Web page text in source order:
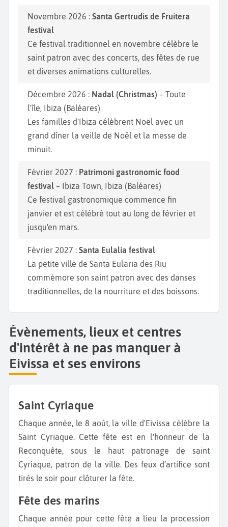
Novembre 2026 : Santa Gertrudis de Fruitera
festival
Ce festival traditionnel en novembre célèbre le
saint patron avec des concerts, des fêtes de rue
et diverses animations culturelles.
Décembre 2026 : Nadal (Christmas) – Toute
l'île, Ibiza (Baléares)
Les familles d'Ibiza célèbrent Noël avec un
grand dîner la veille de Noël et la messe de
minuit.
Février 2027 : Patrimoni gastronomic food
festival – Ibiza Town, Ibiza (Baléares)
Ce festival gastronomique commence fin
janvier et est célébré tout au long de février et
jusqu'en mars.
Février 2027 : Santa Eulalia festival
La petite ville de Santa Eularia des Riu
commémore son saint patron avec des danses
traditionnelles, de la nourriture et des boissons.
Évènements, lieux et centres
d'intérêt à ne pas manquer à
Eivissa et ses environs
Saint Cyriaque
Chaque année, le 8 août, la ville d'Eivissa célèbre la
Saint Cyriaque. Cette fête est en l'honneur de la
Reconquête, sous le haut patronage de saint
Cyriaque, patron de la ville. Des feux d’artifice sont
tirés le soir pour clôturer la fête.
Fête des marins
Chaque année pour cette fête a lieu la procession